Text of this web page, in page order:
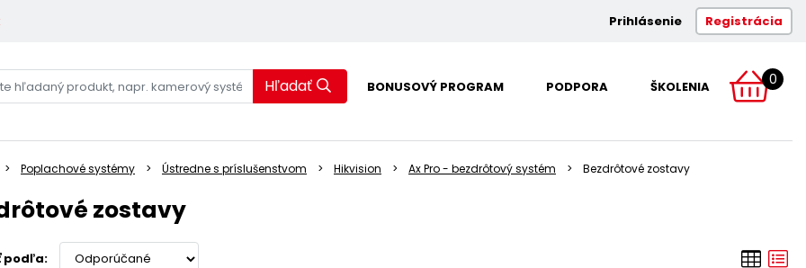
Prihlásenie Registrácia
Hľadať BONUSOVÝ PROGRAM PODPORA ŠKOLENIA 0
Poplachové systémy Ústredne s príslušenstvom Hikvision Ax Pro - bezdrôtový systém Bezdrôtové zostavy
zostavy
podľa: